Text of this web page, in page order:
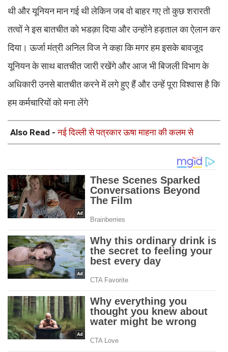
थी और यूनियन मान गई थी लेकिन जब वो बाहर गए तो कुछ शरारती
तत्वों ने इस बातचीत को भडक़ा दिया और उन्होंने हड़ताल का ऐलान कर
दिया। ऊर्जा मंत्री अनिल विज ने कहा कि मगर हम इसके बावजूद
यूनियन के साथ बातचीत जारी रखेंगे और आज भी बिजली विभाग के
अधिकारी उनसे बातचीत करने में लगे हुए हैं और उन्हें पूरा विश्वास है कि
हम कर्मचारियों को मना लेंगे
Also Read -नई दिल्ली से पत्रकार ऊषा माहना की कलम से